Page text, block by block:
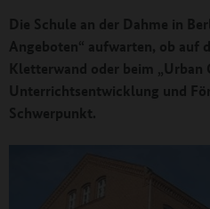
Die Schule an der Dahme in
Angeboten“ aufwarten, ob auf
Kletterwand oder beim „Urban
Unterrichtsentwicklung und
Schwerpunkt.